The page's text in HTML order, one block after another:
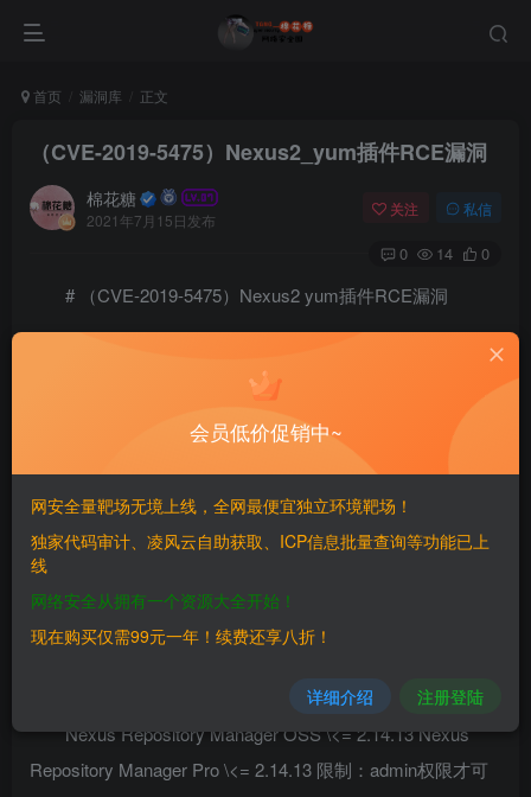
首页 漏洞库 正文
（CVE-2019-5475）Nexus2_yum插件RCE漏洞
棉花糖
2021年7月15日发布
关注 私信
0 14 0
# （CVE-2019-5475）Nexus2 yum插件RCE漏洞
该漏洞默认存在部署权限账号，成功登录后可使用”
createrepo”或”mergerepo”自定义配置，可触发远程命令执行
漏洞
二、漏洞影响
Nexus Repository Manager OSS \<= 2.14.13 Nexus
Repository Manager Pro \<= 2.14.13 限制：admin权限才可
会员低价促销中~
网安全量靶场无境上线，全网最便宜独立环境靶场！
独家代码审计、凌风云自助获取、ICP信息批量查询等功能已上
线
网络安全从拥有一个资源大全开始！
现在购买仅需99元一年！续费还享八折！
详细介绍 注册登陆